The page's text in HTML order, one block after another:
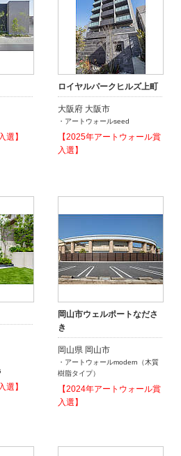
選】
ロイヤルパークヒルズ上町
大阪府 大阪市
・アートウォールseed
【2025年アートウォール賞
入選】
選】
岡山市ウェルポートなださ
き
岡山県 岡山市
・アートウォールmodern（木質
樹脂タイプ）
【2024年アートウォール賞
入選】